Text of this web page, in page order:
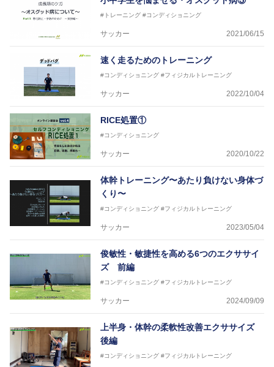
#トレーニング #コンディショニング
サッカー 2021/06/15
速く走るためのトレーニング
#コンディショニング #フィジカルトレーニング
サッカー 2022/10/04
RICE処置①
#コンディショニング
サッカー 2020/10/22
体幹トレーニング〜あたり負けない身体づ
くり〜
#コンディショニング #フィジカルトレーニング
サッカー 2023/05/04
俊敏性・敏捷性を高める6つのエクササイ
ズ 前編
#コンディショニング #フィジカルトレーニング
サッカー 2024/09/09
上半身・体幹の柔軟性改善エクササイズ
後編
#コンディショニング #フィジカルトレーニング